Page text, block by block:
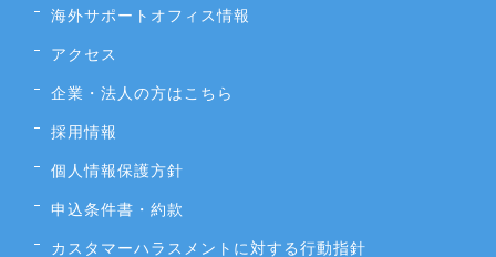
海外サポートオフィス情報
アクセス
企業・法人の方はこちら
採用情報
個人情報保護方針
申込条件書・約款
カスタマーハラスメントに対する行動指針